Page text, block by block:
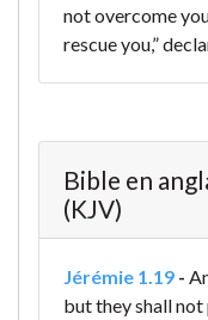
not overcome
rescue you,”
Bible en
(KJV)
Jérémie 1.19 -
but they shall